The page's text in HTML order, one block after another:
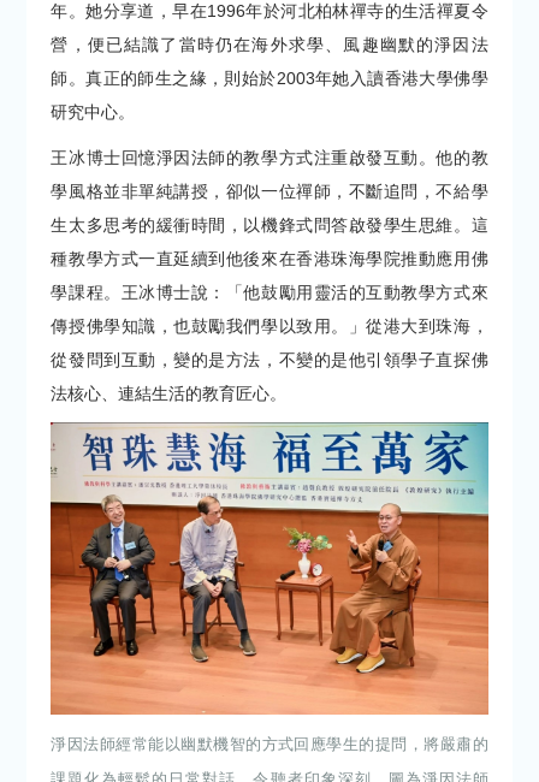
年。她分享道，早在1996年於河北柏林禪寺的生活禪夏令
營，便已結識了當時仍在海外求學、風趣幽默的淨因法
師。真正的師生之緣，則始於2003年她入讀香港大學佛學
研究中心。
王冰博士回憶淨因法師的教學方式注重啟發互動。他的教
學風格並非單純講授，卻似一位禪師，不斷追問，不給學
生太多思考的緩衝時間，以機鋒式問答啟發學生思維。這
種教學方式一直延續到他後來在香港珠海學院推動應用佛
學課程。王冰博士說：「他鼓勵用靈活的互動教學方式來
傳授佛學知識，也鼓勵我們學以致用。」從港大到珠海，
從發問到互動，變的是方法，不變的是他引領學子直探佛
法核心、連結生活的教育匠心。
淨因法師經常能以幽默機智的方式回應學生的提問，將嚴肅的